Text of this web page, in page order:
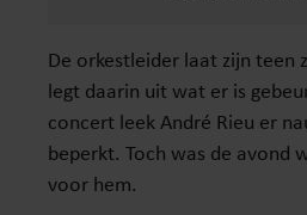
De orkestleider laat zijn teen
legt daarin uit wat er is
concert leek André Rieu er
beperkt. Toch was de avond
voor hem.